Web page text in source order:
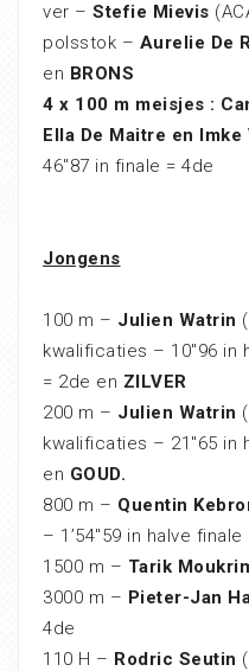
ver – Stefie Mievis
polsstok – Aurelie De
en BRONS
4 x 100 m meisjes :
Ella De Maitre en Imke
46″87 in finale = 4de
Jongens
100 m – Julien Watrin
kwalificaties – 10″96 in
= 2de en ZILVER
200 m – Julien Watrin
kwalificaties – 21″65 in
en GOUD.
800 m – Quentin
– 1’54″59 in halve finale
1500 m – Tarik
3000 m – Pieter-Jan
4de
110 H – Rodric Seutin